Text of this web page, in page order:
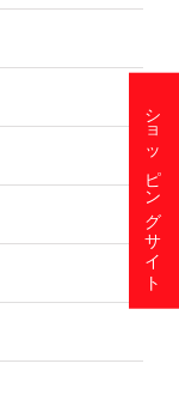
ショッピングサイト